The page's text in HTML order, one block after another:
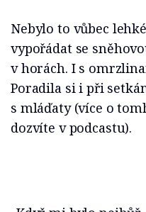
Nebylo to vůbec
vypořádat se
v horách. I s
Poradila si i při
s mláďaty (více o
dozvíte v podcastu).